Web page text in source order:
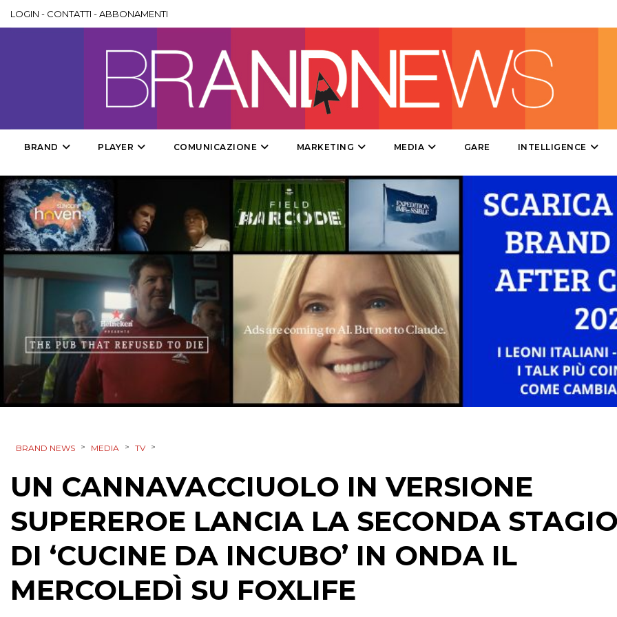
MOBILE
PROMOZIONI
PRODOTTI
STRATEGIE
CINEMA
DIGITALE
EDITORIA
ESTERNA
RICERCHE
LOGIN - CONTATTI -ABBONAMENTI
BRAND PLAYER COMUNICAZIONE MARKETING MEDIA GARE INTELLIGENCE
BRAND NEWS > MEDIA > TV >
UN CANNAVACCIUOLO IN VERSIONE
SUPEREROE LANCIA LA SECONDA
DI ‘CUCINE DA INCUBO’ IN ONDA IL
MERCOLEDÌ SU FOXLIFE